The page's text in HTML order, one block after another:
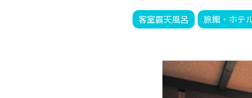
客室露天風呂 旅館・ホテ